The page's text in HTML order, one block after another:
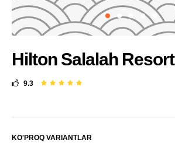
Hilton Salalah Resort
9.3
KO'PROQ VARIANTLAR